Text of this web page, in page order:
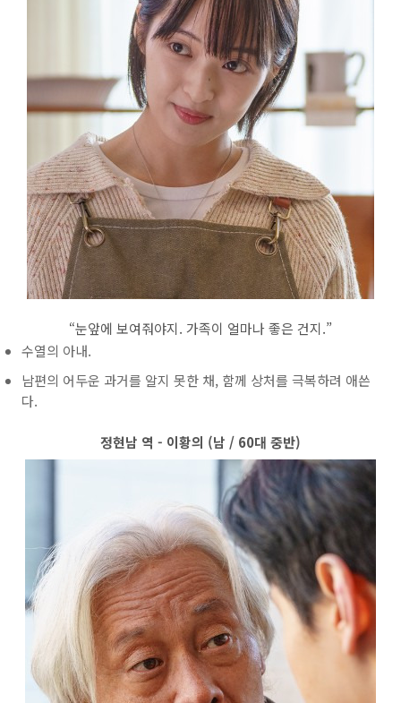
“눈앞에 보여줘야지. 가족이 얼마나 좋은 건지.”
수열의 아내.
남편의 어두운 과거를 알지 못한 채, 함께 상처를 극복하려 애쓴
다.
정현남 역 - 이황의 (남 / 60대 중반)